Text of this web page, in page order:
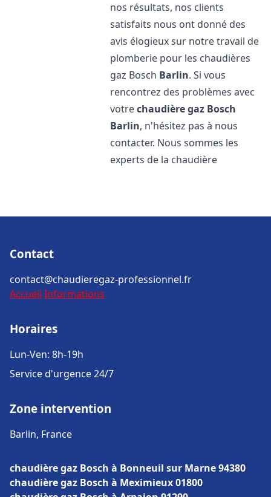
nos résultats, nos clients
satisfaits nous ont donné des
avis élogieux sur notre travail de
plomberie pour les chaudières
gaz Bosch Barlin. Si vous
rencontrez des problèmes avec
votrechaudière gaz Bosch
Barlin, n'hésitez pas à nous
contacter. Nous sommes les
experts de la chaudière
Contact
contact@chaudieregaz-professionnel.fr
Accueil Informations
Horaires
Lun-Ven: 8h-19h
Service d'urgence 24/7
Zone intervention
Barlin, France
chaudière gaz Bosch à Bonneuil sur Marne 94380
chaudière gaz Bosch à Meximieux 01800